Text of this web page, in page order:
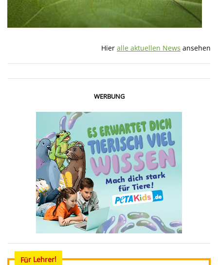
Hier alle aktuellen News ansehen
WERBUNG
Für Lehrer!